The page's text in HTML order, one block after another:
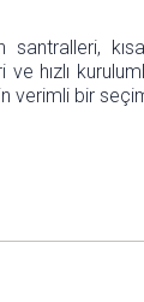
santralleri,
ve hızlı
verimli bir